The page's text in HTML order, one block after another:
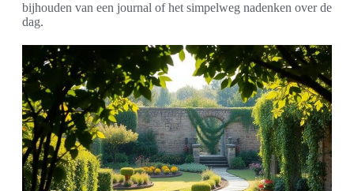
bijhouden van een journal of het simpelweg nadenken over de
dag.